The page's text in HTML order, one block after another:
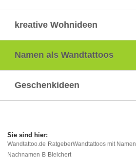
kreative Wohnideen
Namen als Wandtattoos
Geschenkideen
Wandtattoo.de RatgeberWandtattoos mit Namen
Nachnamen B Bleichert